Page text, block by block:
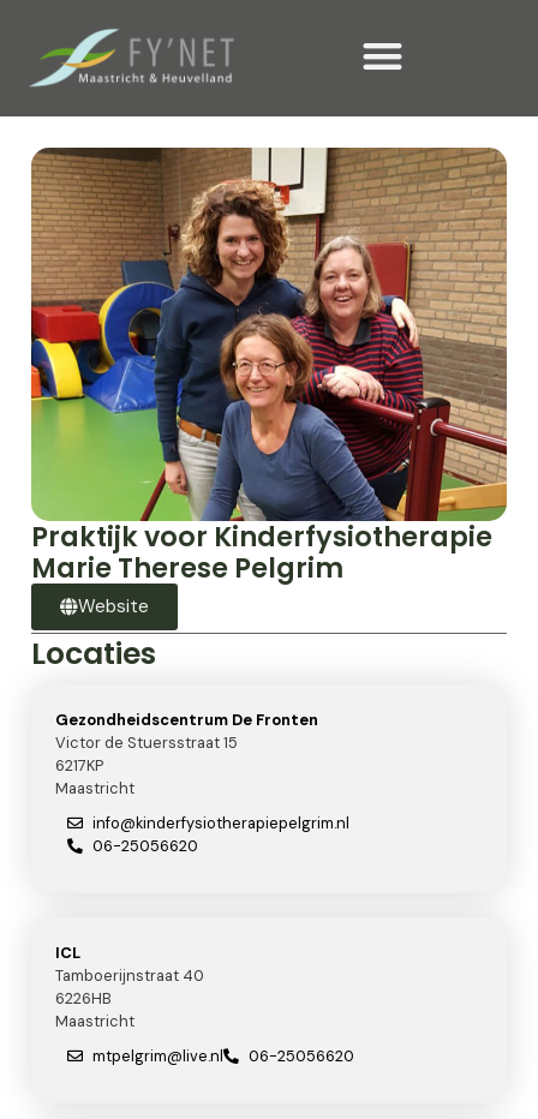
Praktijk voor Kinderfysiotherapie
Marie Therese Pelgrim
Website
Locaties
Gezondheidscentrum De Fronten
Victor de Stuersstraat 15
6217KP
Maastricht
info@kinderfysiotherapiepelgrim.nl
06-25056620
ICL
Tamboerijnstraat 40
6226HB
Maastricht
mtpelgrim@live.nl
06-25056620